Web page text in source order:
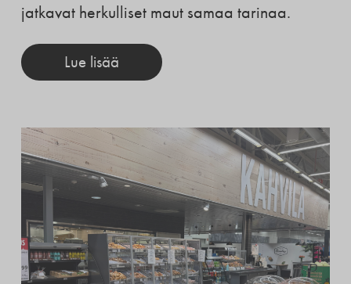
jatkavat herkulliset maut samaa tarinaa.
Lue lisää